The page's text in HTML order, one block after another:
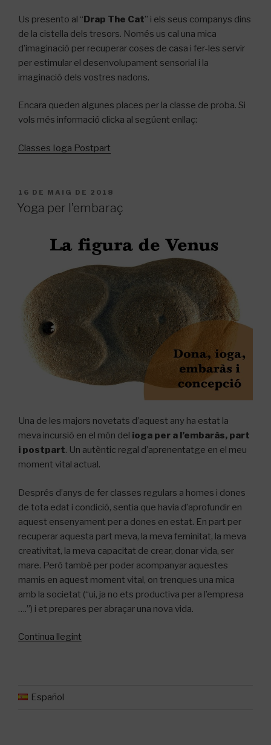
Us presento al “Drap The Cat” i els seus companys dins
de la cistella dels tresors. Només us cal una mica
d’imaginació per recuperar coses de casa i fer-les servir
per estimular el desenvolupament sensorial i la
imaginació dels vostres nadons.
Encara queden algunes places per la classe de proba. Si
vols més informació clicka al segúent enllaç:
Classes Ioga Postpart
PUBLICAT
A
16 DE MAIG DE 2018
Yoga per l’embaraç
Una de les majors novetats d’aquest any ha estat la
meva incursió en el món del ioga per a l’embaràs, part
i postpart. Un autèntic regal d’aprenentatge en el meu
moment vital actual.
Després d’anys de fer classes regulars a homes i dones
de tota edat i condició, sentia que havia d’aprofundir en
aquest ensenyament per a dones en estat. En part per
recuperar aquesta part meva, la meva feminitat, la meva
creativitat, la meva capacitat de crear, donar vida, ser
mare. Però també per poder acompanyar aquestes
mamis en aquest moment vital, on trenques una mica
amb la societat (“ui, ja no ets productiva per a l’empresa
….”) i et prepares per abraçar una nova vida.
Continua llegint
Español